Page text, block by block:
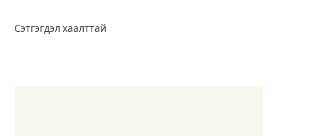
Сэтгэгдэл хаалттай